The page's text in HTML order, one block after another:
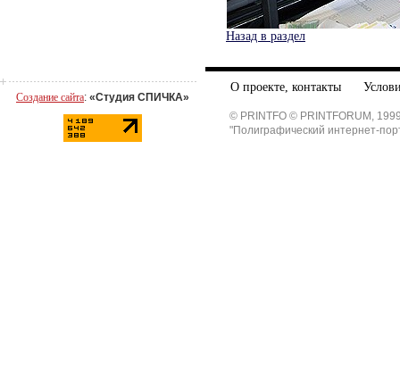
Создание сайта: «Студия СПИЧКА»
Назад в раздел
О проекте, контакты
© PRINTFO © PRINTFORUM,
"Полиграфический интернет-